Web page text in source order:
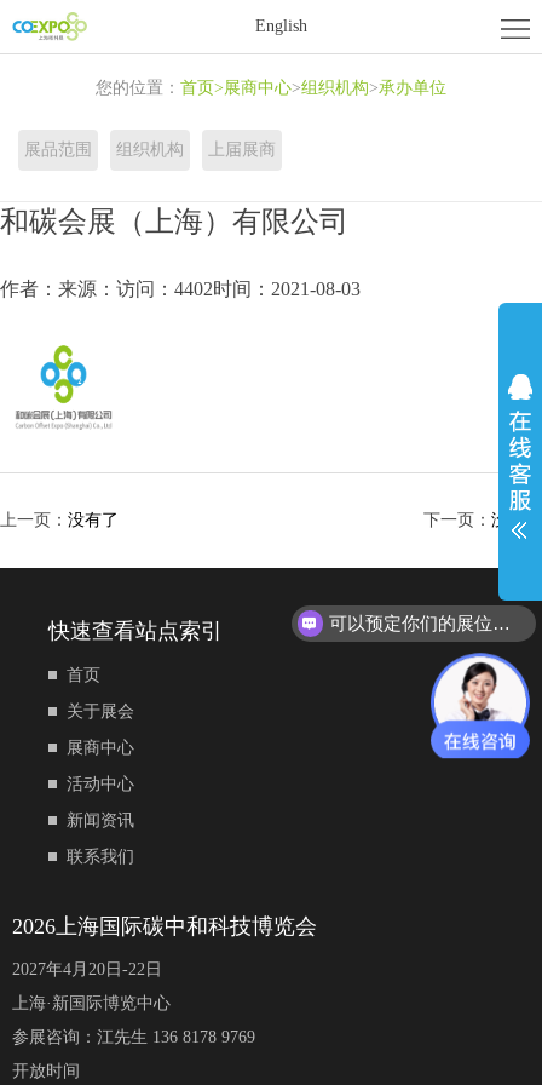
English
首
心
中
闻
讯
我
们
您的位置： 首页>展商中心>组织机构>承办单位
展品范围 组织机构 上届展商
和碳会展（上海）有限公司
作者： 来源： 访问：4402时间：2021-08-03
上一页： 没有了 下一页： 没有了
快速查看站点索引
首页
关于展会
展商中心
活动中心
新闻资讯
联系我们
2026上海国际碳中和科技博览会
2027年4月20日-22日
上海·新国际博览中心
参展咨询：江先生 136 8178 9769
开放时间
可以预定你们的展位吗？